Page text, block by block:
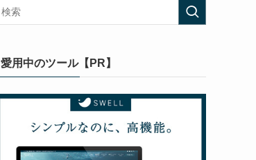
愛用中のツール【PR】